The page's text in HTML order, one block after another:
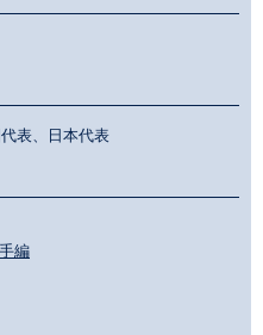
表、日本代表
編